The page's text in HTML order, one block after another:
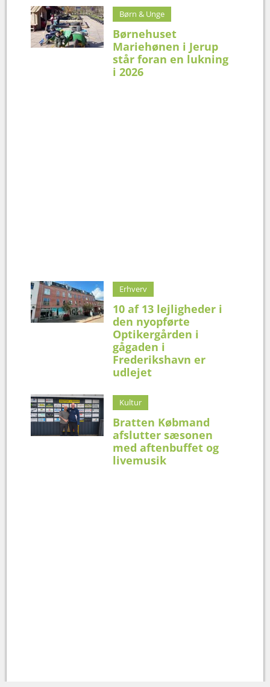
Børn & Unge
Børnehuset
Mariehønen i Jerup
står foran en lukning
i 2026
Erhverv
10 af 13 lejligheder i
den nyopførte
Optikergården i
gågaden i
Frederikshavn er
udlejet
Kultur
Bratten Købmand
afslutter sæsonen
med aftenbuffet og
livemusik